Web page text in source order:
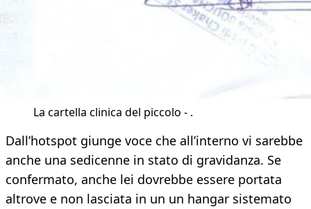
La cartella clinica del piccolo - .
Dall’hotspot giunge voce che all’interno vi sarebbe
anche una sedicenne in stato di gravidanza. Se
confermato, anche lei dovrebbe essere portata
altrove e non lasciata in un un hangar sistemato